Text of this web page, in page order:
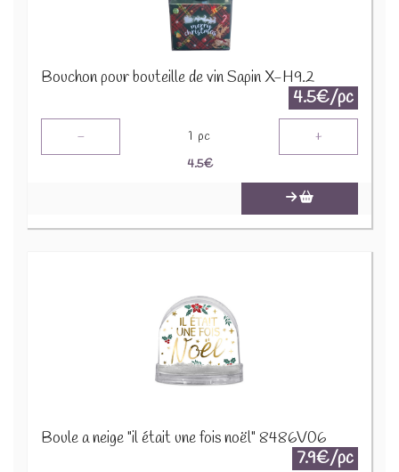
Bouchon pour bouteille de vin Sapin X-H9.2
4.5€/pc
- 1 pc +
4.5€
Boule a neige "il était une fois noël" 8486V06
7.9€/pc